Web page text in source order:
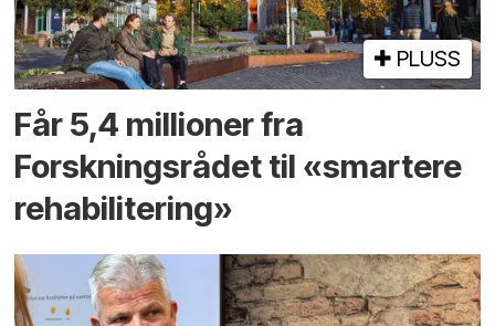
PLUSS
Får 5,4 millioner fra
Forskningsrådet til «smartere
rehabilitering»